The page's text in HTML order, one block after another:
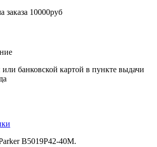
10000руб
банковской картой в пункте выдачи
B5019P42-40M.